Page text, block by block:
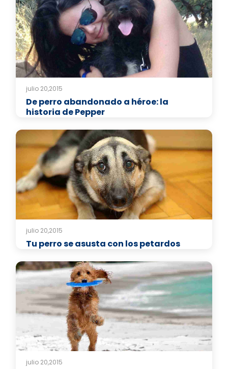
julio 20,2015
De perro abandonado a héroe: la
historia de Pepper
julio 20,2015
Tu perro se asusta con los petardos
julio 20,2015